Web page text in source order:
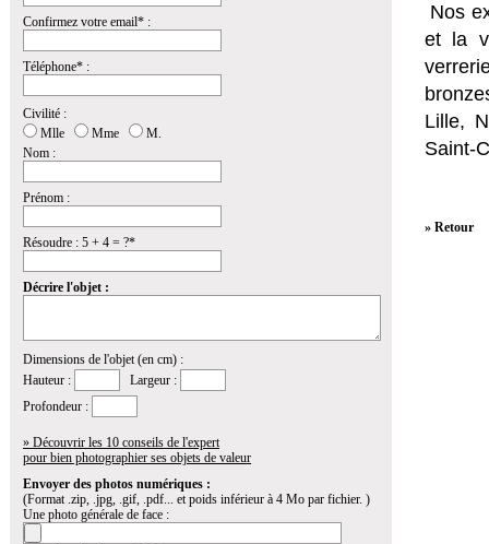
Confirmez votre email* :
Téléphone* :
Civilité :
Mlle
Mme
M.
Nom :
Prénom :
Résoudre : 5 + 4 = ?*
Décrire l'objet :
Dimensions de l'objet (en cm) :
Hauteur :
Largeur :
Profondeur :
» Découvrir les 10 conseils de l'expert
pour bien photographier ses objets de valeur
Envoyer des photos numériques :
(Format .zip, .jpg, .gif, .pdf... et poids inférieur à 4 Mo par fichier. )
Une photo générale de face :
Nos
et la
Lille,
Saint-
» Retour